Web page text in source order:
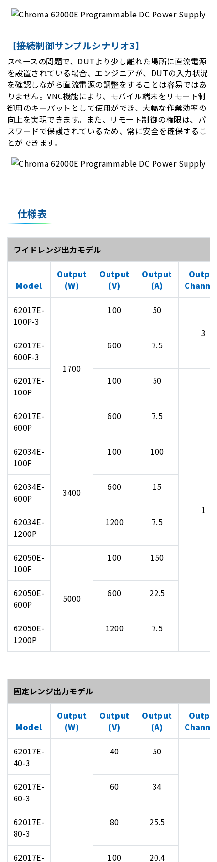
【接続制御サンプルシナリオ3】
スペースの問題で、DUTより少し離れた場所に直流電源
を設置されている場合、エンジニアが、DUTの入力状況
を確認しながら直流電源の調整をすることは容易ではあ
りません。VNC機能により、モバイル端末をリモート制
御用のキーパットとして使用ができ、大幅な作業効率の
向上を実現できます。また、リモート制御の権限は、パ
スワードで保護されているため、常に安全を確保するこ
とができます。
仕様表
ワイドレンジ出力モデル
Model
Output
(W)
Output
(V)
Output
(A)
62017E-
100P-3
1700
100
50
3
62017E-
600P-3
600 7.5
62017E-
100P
100 50
1
62017E-
600P
600 7.5
62034E-
100P
3400
100 100
62034E-
600P
600 15
62034E-
1200P
1200 7.5
62050E-
100P
5000
100 150
62050E-
600P
600 22.5
62050E-
1200P
1200 7.5
固定レンジ出力モデル
Model
Output
(W)
Output
(V)
Output
(A)
62017E-
40-3
40 50
62017E-
60-3
60 34
62017E-
80-3
80 25.5
62017E- 100 20.4